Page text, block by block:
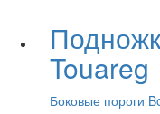
Touareg
Боковые пороги